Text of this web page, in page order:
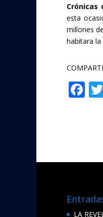
Crónicas
esta
millones
habitara la
F
LA